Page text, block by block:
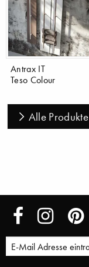
Antrax IT
Teso Colour
Alle Produkte